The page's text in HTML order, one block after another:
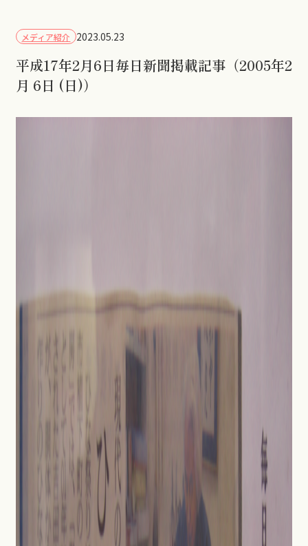
メディア紹介 2023.05.23
平成17年2月6日毎日新聞掲載記事（2005年2
月 6日 (日)）